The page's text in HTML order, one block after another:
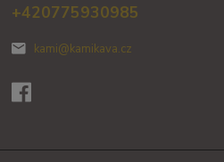
+420775930985
kami@kamikava.cz